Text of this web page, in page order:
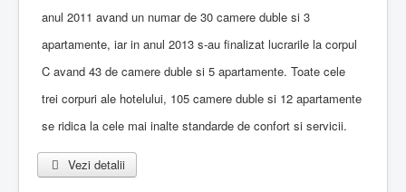
anul 2011 avand un numar de 30 camere duble si 3
apartamente, iar in anul 2013 s-au finalizat lucrarile la corpul
C avand 43 de camere duble si 5 apartamente. Toate cele
trei corpuri ale hotelului, 105 camere duble si 12 apartamente
se ridica la cele mai inalte standarde de confort si servicii.
Vezi detalii